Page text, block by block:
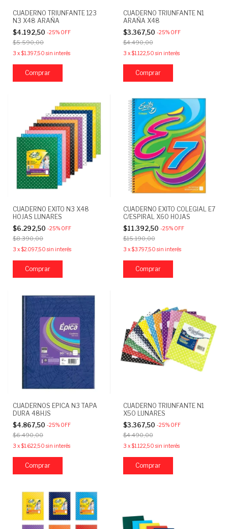
CUADERNO TRIUNFANTE 123
N3 X48 ARAÑA
$4.192,50 -25% OFF
$5.590,00
3 x$1.397,50 sin interés
Comprar
CUADERNO TRIUNFANTE N1
ARAÑA X48
$3.367,50 -25% OFF
$4.490,00
3 x$1.122,50 sin interés
Comprar
CUADERNO EXITO N3 X48
HOJAS LUNARES
$6.292,50 -25% OFF
$8.390,00
3 x$2.097,50 sin interés
Comprar
CUADERNO EXITO COLEGIAL E7
C/ESPIRAL X60 HOJAS
$11.392,50 -25% OFF
$15.190,00
3 x$3.797,50 sin interés
Comprar
CUADERNOS EPICA N3 TAPA
DURA 48HJS
$4.867,50 -25% OFF
$6.490,00
3 x$1.622,50 sin interés
Comprar
CUADERNO TRIUNFANTE N1
X50 LUNARES
$3.367,50 -25% OFF
$4.490,00
3 x$1.122,50 sin interés
Comprar